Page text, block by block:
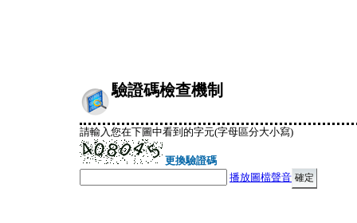
驗證碼檢查機制
請輸入您在下圖中看到的字元(字母區分大小寫)
更換驗證碼
播放圖檔聲音